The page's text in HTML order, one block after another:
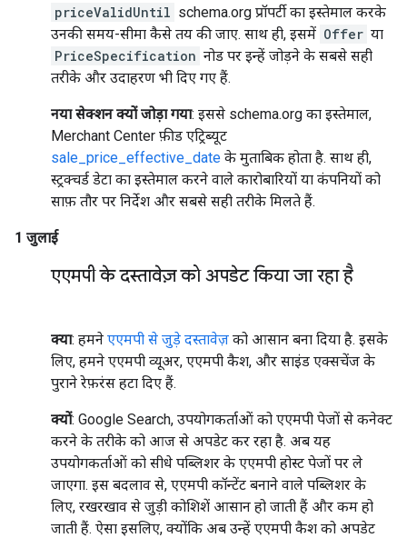
priceValidUntil schema.org प्रॉपर्टी का इस्तेमाल करके
उनकी समय-सीमा कैसे तय की जाए. साथ ही, इसमें Offer या
PriceSpecification नोड पर इन्हें जोड़ने के सबसे सही
तरीके और उदाहरण भी दिए गए हैं.
नया सेक्शन क्यों जोड़ा गया: इससे schema.org का इस्तेमाल,
Merchant Center फ़ीड एट्रिब्यूट
sale_price_effective_date के मुताबिक होता है. साथ ही,
स्ट्रक्चर्ड डेटा का इस्तेमाल करने वाले कारोबारियों या कंपनियों को
साफ़ तौर पर निर्देश और सबसे सही तरीके मिलते हैं.
1 जुलाई
एएमपी के दस्तावेज़ को अपडेट किया जा रहा है
क्या: हमने एएमपी से जुड़े दस्तावेज़ को आसान बना दिया है. इसके
लिए, हमने एएमपी व्यूअर, एएमपी कैश, और साइंड एक्सचेंज के
पुराने रेफ़रंस हटा दिए हैं.
क्यों: Google Search, उपयोगकर्ताओं को एएमपी पेजों से कनेक्ट
करने के तरीके को आज से अपडेट कर रहा है. अब यह
उपयोगकर्ताओं को सीधे पब्लिशर के एएमपी होस्ट पेजों पर ले
जाएगा. इस बदलाव से, एएमपी कॉन्टेंट बनाने वाले पब्लिशर के
लिए, रखरखाव से जुड़ी कोशिशें आसान हो जाती हैं और कम हो
जाती हैं. ऐसा इसलिए, क्योंकि अब उन्हें एएमपी कैश को अपडेट